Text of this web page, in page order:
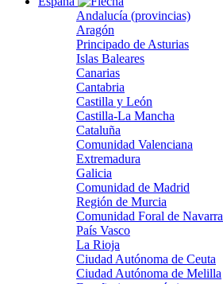
Andalucía (provincias)
Aragón
Principado de Asturias
Islas Baleares
Canarias
Cantabria
Castilla y León
Castilla-La Mancha
Cataluña
Comunidad Valenciana
Extremadura
Galicia
Comunidad de Madrid
Región de Murcia
Comunidad Foral de Navarra
País Vasco
La Rioja
Ciudad Autónoma de Ceuta
Ciudad Autónoma de Melilla